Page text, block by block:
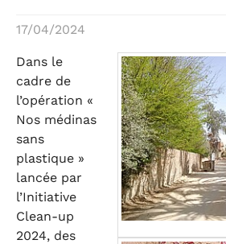
17/04/2024
Dans le
cadre de
l’opération «
Nos médinas
sans
plastique »
lancée par
l’Initiative
Clean-up
2024, des